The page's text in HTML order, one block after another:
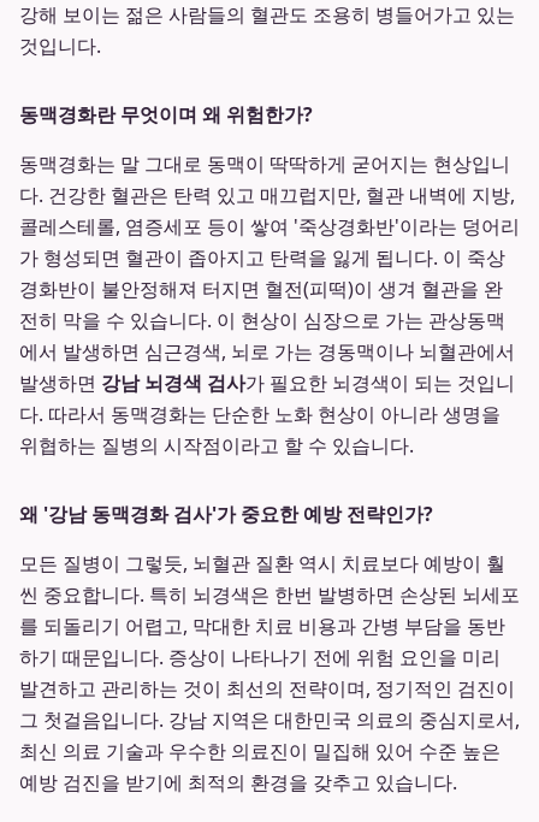
강해 보이는 젊은 사람들의 혈관도 조용히 병들어가고 있는
것입니다.
동맥경화란 무엇이며 왜 위험한가?
동맥경화는 말 그대로 동맥이 딱딱하게 굳어지는 현상입니
다. 건강한 혈관은 탄력 있고 매끄럽지만, 혈관 내벽에 지방,
콜레스테롤, 염증세포 등이 쌓여 '죽상경화반'이라는 덩어리
가 형성되면 혈관이 좁아지고 탄력을 잃게 됩니다. 이 죽상
경화반이 불안정해져 터지면 혈전(피떡)이 생겨 혈관을 완
전히 막을 수 있습니다. 이 현상이 심장으로 가는 관상동맥
에서 발생하면 심근경색, 뇌로 가는 경동맥이나 뇌혈관에서
발생하면 강남 뇌경색 검사가 필요한 뇌경색이 되는 것입니
다. 따라서 동맥경화는 단순한 노화 현상이 아니라 생명을
위협하는 질병의 시작점이라고 할 수 있습니다.
왜 '강남 동맥경화 검사'가 중요한 예방 전략인가?
모든 질병이 그렇듯, 뇌혈관 질환 역시 치료보다 예방이 훨
씬 중요합니다. 특히 뇌경색은 한번 발병하면 손상된 뇌세포
를 되돌리기 어렵고, 막대한 치료 비용과 간병 부담을 동반
하기 때문입니다. 증상이 나타나기 전에 위험 요인을 미리
발견하고 관리하는 것이 최선의 전략이며, 정기적인 검진이
그 첫걸음입니다. 강남 지역은 대한민국 의료의 중심지로서,
최신 의료 기술과 우수한 의료진이 밀집해 있어 수준 높은
예방 검진을 받기에 최적의 환경을 갖추고 있습니다.